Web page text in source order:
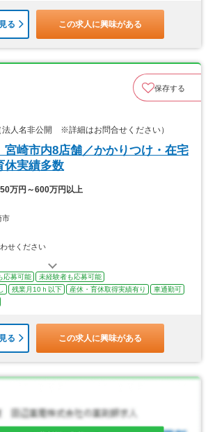
る この求人に興味がある
保存する
法人名非公開 ※詳細はお問合せください）
宮崎市内8店舗／かかりつけ・在宅
休実績多数
万円～600万円以上
市
せください
応募可能
未経験者も応募可能
残業月10ｈ以下 産休・育休取得実績有り
車通勤可
る この求人に興味がある